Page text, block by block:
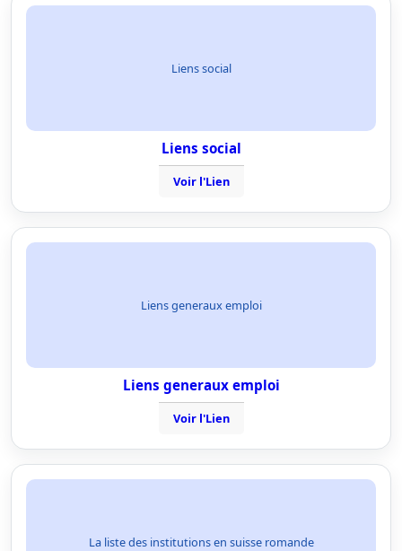
Liens social
Liens social
Voir l'Lien
Liens generaux emploi
Liens generaux emploi
Voir l'Lien
La liste des institutions en suisse romande